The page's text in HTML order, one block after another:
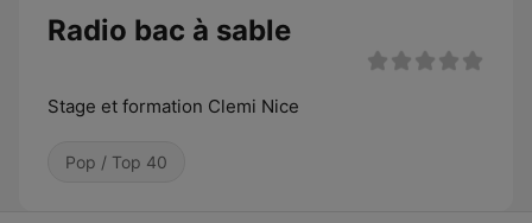
Radio bac à sable
Stage et formation Clemi Nice
Pop / Top 40